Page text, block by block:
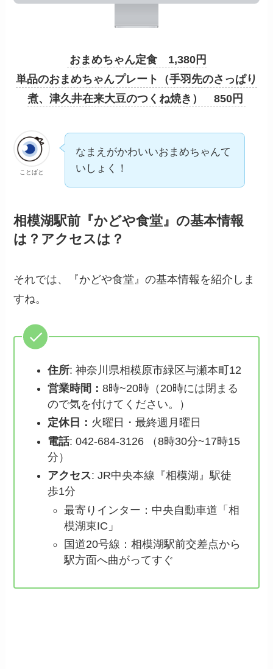
おまめちゃん定食 1,380円
単品のおまめちゃんプレート（手羽先のさっぱり
煮、津久井在来大豆のつくね焼き） 850円
ことばと
なまえがかわいいおまめちゃんて
いしょく！
相模湖駅前『かどや食堂』の基本情報
は？アクセスは？
それでは、『かどや食堂』の基本情報を紹介しま
すね。
住所: 神奈川県相模原市緑区与瀬本町12
営業時間：8時~20時（20時には閉まる
ので気を付けてください。）
定休日： 火曜日・最終週月曜日
電話: 042-684-3126 （8時30分~17時15
分）
アクセス: JR中央本線『相模湖』駅徒
歩1分
最寄りインター：中央自動車道「相
模湖東IC」
国道20号線：相模湖駅前交差点から
駅方面へ曲がってすぐ